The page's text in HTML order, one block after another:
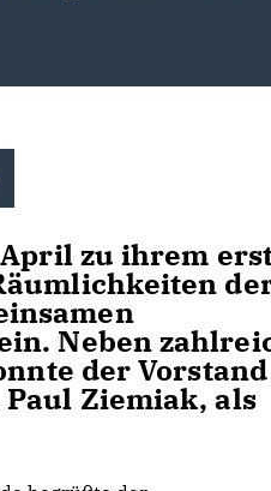
zu ihrem
Neben
der Vorstand
Ziemiak, als